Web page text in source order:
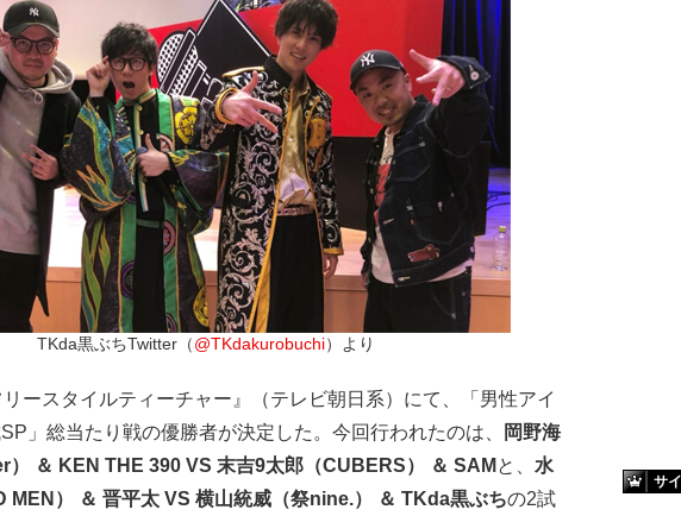
TKda黒ぶちTwitter（ @TKdakurobuchi）より
ースタイルティーチャー』（テレビ朝日系）にて、「男性アイ
」総当たり戦の優勝者が決定した。今回行われたのは、
岡野海
＆ KEN THE 390 VS 末吉9太郎（CUBERS） ＆ SAM と、 水
MEN） ＆ 晋平太 VS 横山統威（祭nine.） ＆ TKda黒ぶちの2試
サ